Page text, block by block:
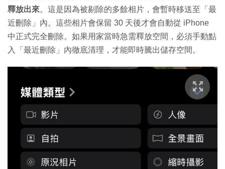
釋放出來。這是因為被剔除的多餘相片，會暫時移送至「最
近刪除」內。這些相片會保留 30 天後才會自動從 iPhone
中正式完全刪除。如果用家當時急需釋放空間，必須手動點
入「最近刪除」內徹底清理，才能即時騰出儲存空間。